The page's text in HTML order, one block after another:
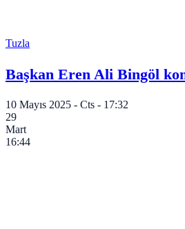
Tuzla
Başkan Eren Ali Bingöl
10 Mayıs 2025 - Cts - 17:32
29
Mart
16:44